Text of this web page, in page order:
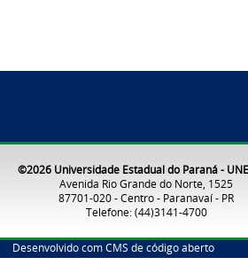
©2026 Universidade Estadual do Paraná -
Avenida Rio Grande do Norte, 1525
87701-020 - Centro - Paranavaí - PR
Telefone: (44)3141-4700
Desenvolvido com CMS de código aberto